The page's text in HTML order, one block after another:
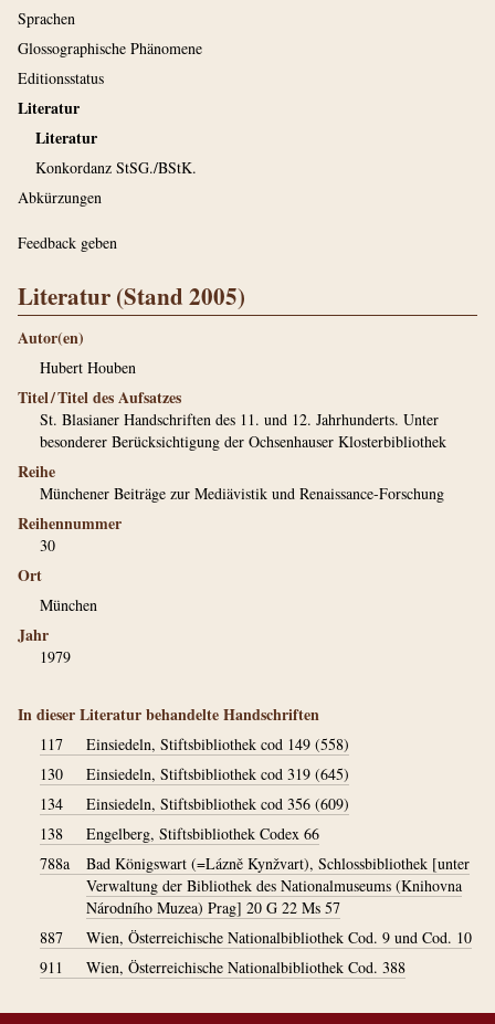
Sprachen
Glossographische Phänomene
Editionsstatus
Literatur
Literatur
Konkordanz StSG./BStK.
Abkürzungen
Feedback geben
Literatur (Stand 2005)
Autor(en)
Hubert Houben
Titel / Titel des Aufsatzes
St. Blasianer Handschriften des 11. und 12. Jahrhunderts. Unter
besonderer Berücksichtigung der Ochsenhauser Klosterbibliothek
Reihe
Münchener Beiträge zur Mediävistik und Renaissance-Forschung
Reihennummer
30
Ort
München
Jahr
1979
In dieser Literatur behandelte Handschriften
117
Einsiedeln, Stiftsbibliothek cod 149 (558)
130
Einsiedeln, Stiftsbibliothek cod 319 (645)
134
Einsiedeln, Stiftsbibliothek cod 356 (609)
138
Engelberg, Stiftsbibliothek Codex 66
788a
Bad Königswart (=Lázně Kynžvart), Schlossbibliothek [unter
Verwaltung der Bibliothek des Nationalmuseums (Knihovna
Národního Muzea) Prag] 20 G 22 Ms 57
887
Wien, Österreichische Nationalbibliothek Cod. 9 und Cod. 10
911
Wien, Österreichische Nationalbibliothek Cod. 388